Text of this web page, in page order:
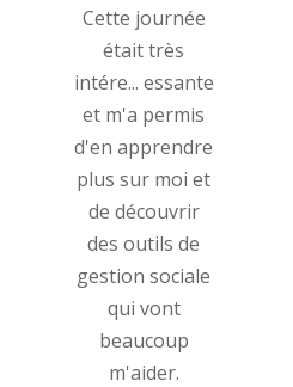
Cette journée
était très
intére... essante
et m'a permis
d'en apprendre
plus sur moi et
de découvrir
des outils de
gestion sociale
qui vont
beaucoup
m'aider.